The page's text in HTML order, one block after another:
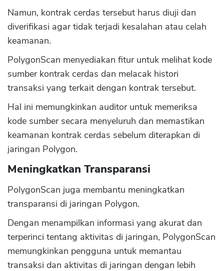
Namun, kontrak cerdas tersebut harus diuji dan
diverifikasi agar tidak terjadi kesalahan atau celah
keamanan.
PolygonScan menyediakan fitur untuk melihat kode
sumber kontrak cerdas dan melacak histori
transaksi yang terkait dengan kontrak tersebut.
Hal ini memungkinkan auditor untuk memeriksa
kode sumber secara menyeluruh dan memastikan
keamanan kontrak cerdas sebelum diterapkan di
jaringan Polygon.
Meningkatkan Transparansi
PolygonScan juga membantu meningkatkan
transparansi di jaringan Polygon.
Dengan menampilkan informasi yang akurat dan
terperinci tentang aktivitas di jaringan, PolygonScan
memungkinkan pengguna untuk memantau
transaksi dan aktivitas di jaringan dengan lebih